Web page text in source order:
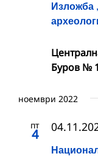
Изложба
Буров № 1
ноември 2022
пт
4